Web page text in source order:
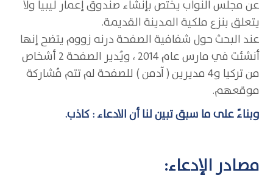
عن مجلس النواب يختص بإنشاء صندوق إعمار ليبيا ولا
يتعلق بنزع ملكية المدينة القديمة.
عند البحث حول شفافية الصفحة درنه زووم يتضح إنها
أنشئت في مارس عام 2014 ، ويُدير الصفحة 2 أشخاص
من تركيا و4 مديرين ( آدمن ) للصفحة لم تتم مُشاركة
موقعهم.
وبناءً على ما سبق تبين لنا أن الادعاء : كاذب.
مصادر الإدعاء: